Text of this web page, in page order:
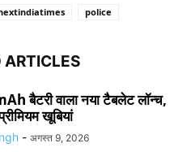
police
ARTICLES
बैटरी वाला नया टैबलेट लॉन्च,
खूबियां
- अगस्त 9, 2026